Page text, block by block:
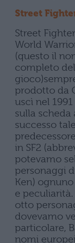
Street
Street
World
(questo il
completo del
prodotto da
uscì nel
sulla scheda
successo
in SF2
potevamo
personaggi
Ken)
e
otto
dovevamo
particolare,
nomi